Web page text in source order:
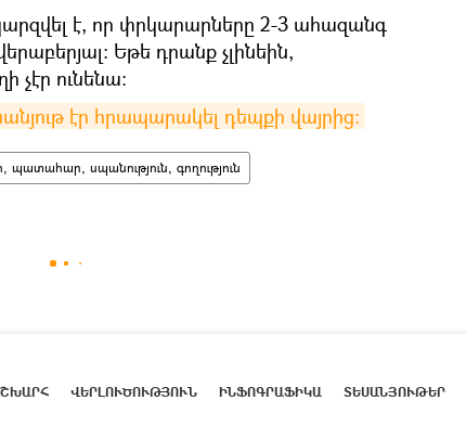
է, որ փրկարարները 2-3 ահազանգ
Եթե դրանք չլինեին,
չէր ունենա։
էր հրապարակել դեպքի վայրից։
պատահար, սպանություն, գողություն
ՎԵՐԼՈՒԾՈՒԹՅՈՒՆ ԻՆՖՈԳՐԱՖԻԿԱ ՏԵՍԱՆՅՈՒԹԵՐ